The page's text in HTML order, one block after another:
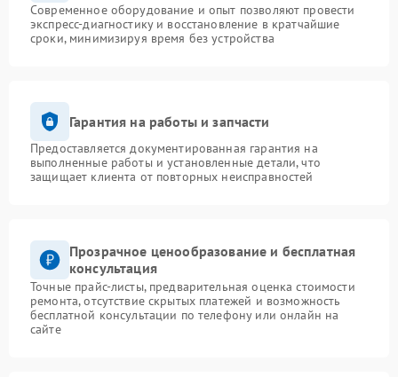
Современное оборудование и опыт позволяют провести
экспресс-диагностику и восстановление в кратчайшие
сроки, минимизируя время без устройства
Гарантия на работы и запчасти
Предоставляется документированная гарантия на
выполненные работы и установленные детали, что
защищает клиента от повторных неисправностей
Прозрачное ценообразование и бесплатная
консультация
Точные прайс-листы, предварительная оценка стоимости
ремонта, отсутствие скрытых платежей и возможность
бесплатной консультации по телефону или онлайн на
сайте